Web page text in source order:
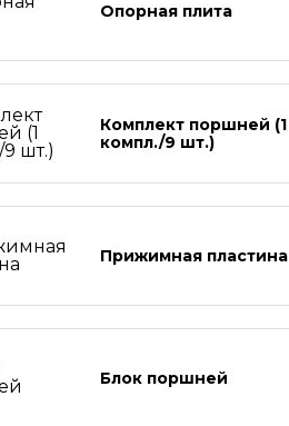
Опорная плита
Комплект поршней (1
компл./9 шт.)
Прижимная пластина
Блок поршней